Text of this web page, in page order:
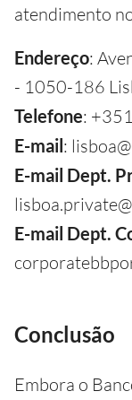
atendimento
Endereço:
- 1050-186
Telefone:
E-mail:
E-mail Dept.
E-mail Dept.
Conclusão
Embora o